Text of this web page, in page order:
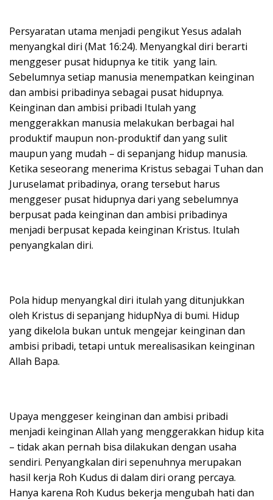
Persyaratan utama menjadi pengikut Yesus adalah
menyangkal diri (Mat 16:24). Menyangkal diri berarti
menggeser pusat hidupnya ke titik yang lain.
Sebelumnya setiap manusia menempatkan keinginan
dan ambisi pribadinya sebagai pusat hidupnya.
Keinginan dan ambisi pribadi Itulah yang
menggerakkan manusia melakukan berbagai hal
produktif maupun non-produktif dan yang sulit
maupun yang mudah – di sepanjang hidup manusia.
Ketika seseorang menerima Kristus sebagai Tuhan dan
Juruselamat pribadinya, orang tersebut harus
menggeser pusat hidupnya dari yang sebelumnya
berpusat pada keinginan dan ambisi pribadinya
menjadi berpusat kepada keinginan Kristus. Itulah
penyangkalan diri.
Pola hidup menyangkal diri itulah yang ditunjukkan
oleh Kristus di sepanjang hidupNya di bumi. Hidup
yang dikelola bukan untuk mengejar keinginan dan
ambisi pribadi, tetapi untuk merealisasikan keinginan
Allah Bapa.
Upaya menggeser keinginan dan ambisi pribadi
menjadi keinginan Allah yang menggerakkan hidup kita
– tidak akan pernah bisa dilakukan dengan usaha
sendiri. Penyangkalan diri sepenuhnya merupakan
hasil kerja Roh Kudus di dalam diri orang percaya.
Hanya karena Roh Kudus bekerja mengubah hati dan